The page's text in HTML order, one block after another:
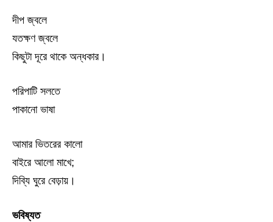
দীপ জ্বলে
যতক্ষণ জ্বলে
কিছুটা দূরে থাকে অন্ধকার।
পরিপাটি সলতে
পাকানো ভাষা
আমার ভিতরের কালো
বাইরে আলো মাখে;
দিব্যি ঘুরে বেড়ায়।
ভবিষ্যত